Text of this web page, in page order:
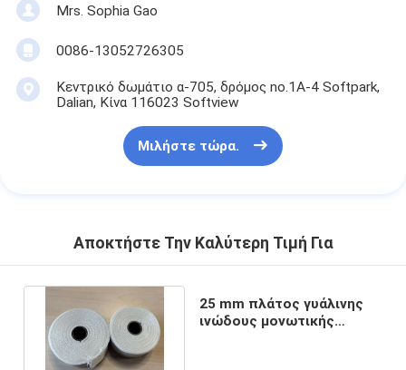
Mrs. Sophia Gao
0086-13052726305
Κεντρικό δωμάτιο α-705, δρόμος no.1A-4 Softpark,
Dalian, Κίνα 116023 Softview
Μιλήστε τώρα.
Αποκτήστε Την Καλύτερη Τιμή Για
25 mm πλάτος γυάλινης
ινώδους μονωτικής